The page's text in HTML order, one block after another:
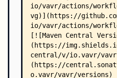
│   │   │
│   │   │
│   │   │
│   │   │
│   │   │
│   │   │
│   │   │
│   │   │